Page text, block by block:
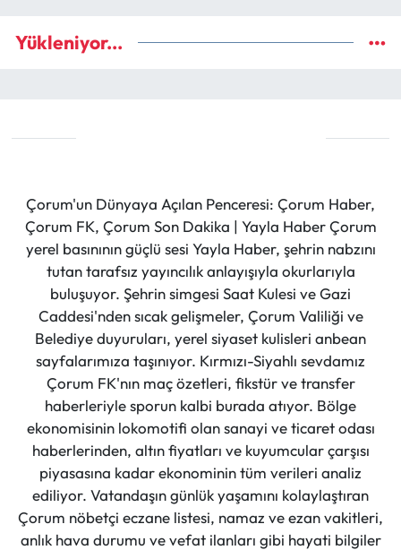
Yükleniyor...
Çorum'un Dünyaya Açılan Penceresi: Çorum Haber,
Çorum FK, Çorum Son Dakika | Yayla Haber Çorum
yerel basınının güçlü sesi Yayla Haber, şehrin nabzını
tutan tarafsız yayıncılık anlayışıyla okurlarıyla
buluşuyor. Şehrin simgesi Saat Kulesi ve Gazi
Caddesi'nden sıcak gelişmeler, Çorum Valiliği ve
Belediye duyuruları, yerel siyaset kulisleri anbean
sayfalarımıza taşınıyor. Kırmızı-Siyahlı sevdamız
Çorum FK'nın maç özetleri, fikstür ve transfer
haberleriyle sporun kalbi burada atıyor. Bölge
ekonomisinin lokomotifi olan sanayi ve ticaret odası
haberlerinden, altın fiyatları ve kuyumcular çarşısı
piyasasına kadar ekonominin tüm verileri analiz
ediliyor. Vatandaşın günlük yaşamını kolaylaştıran
Çorum nöbetçi eczane listesi, namaz ve ezan vakitleri,
anlık hava durumu ve vefat ilanları gibi hayati bilgiler